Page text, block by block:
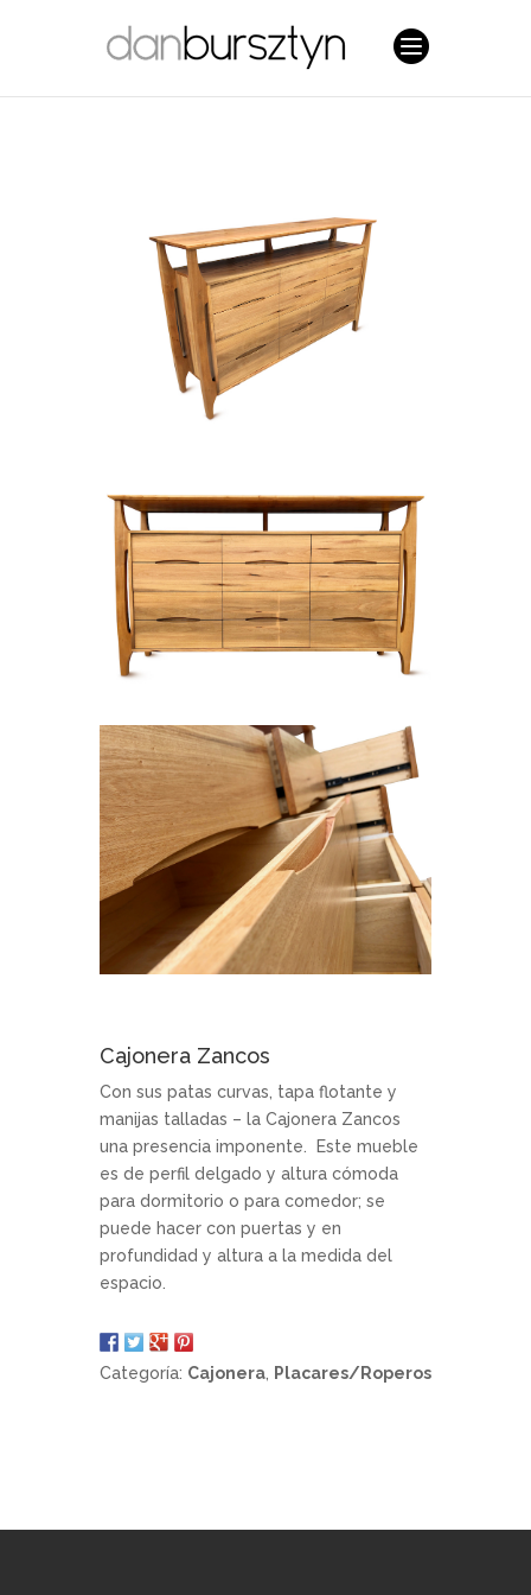
Cajonera Zancos
Con sus patas curvas, tapa flotante y
manijas talladas – la Cajonera Zancos
una presencia imponente. Este mueble
es de perfil delgado y altura cómoda
para dormitorio o para comedor; se
puede hacer con puertas y en
profundidad y altura a la medida del
espacio.
Categoría: Cajonera, Placares/Roperos